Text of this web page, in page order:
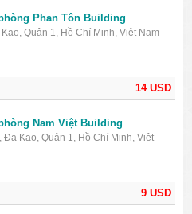
14 USD
Phan Tôn Building
Quận 1, Hồ Chí Minh, Việt Nam
9 USD
Nam Việt Building
Đa Kao, Quận 1, Hồ Chí Minh, Việt